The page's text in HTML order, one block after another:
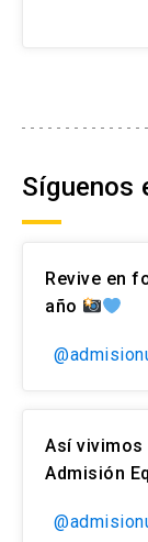
Síguenos
Revive en
año
Así vivimos
Admisión